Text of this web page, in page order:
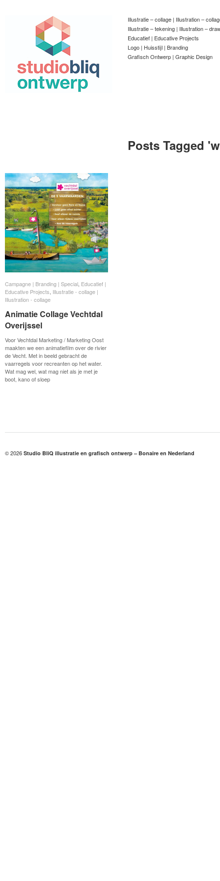
Illustratie – collage | Illustration –
Illustratie – tekening | Illustration –
Educatief | Educative Projects
Logo | Huisstijl | Branding
Grafisch Ontwerp | Graphic Design
Posts Tagged '
Campagne | Branding | Special Educatief |
Educative Projects Illustratie - collage |
Illustration - collage
Animatie Collage Vechtdal
Overijssel
Voor Vechtdal Marketing / Marketing Oost
maakten we een animatiefilm over de rivier
de Vecht. Met in beeld gebracht de
vaarregels voor recreanten op het water.
Wat mag wel, wat mag niet als je met je
boot, kano of sloep
Campagne | Branding | Special Educatief |
Educative Projects Illustratie - collage |
Illustration - collage
Animatie Collage Vechtdal
Overijssel
© 2026 Studio BliQ illustratie en grafisch ontwerp – Bonaire en Nederland